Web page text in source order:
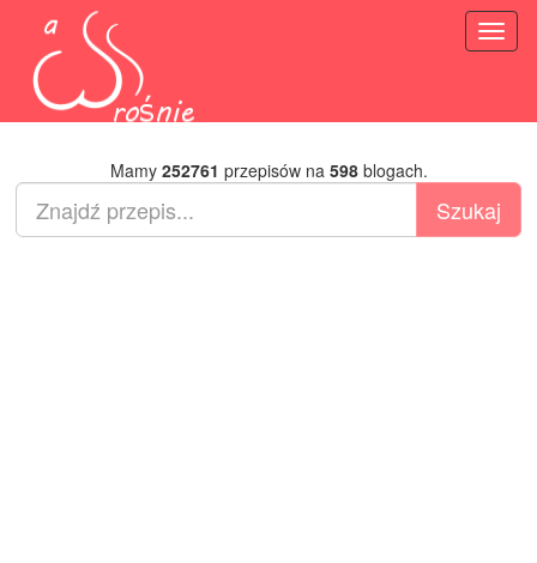
Mamy 252761 przepisów na 598blogach.